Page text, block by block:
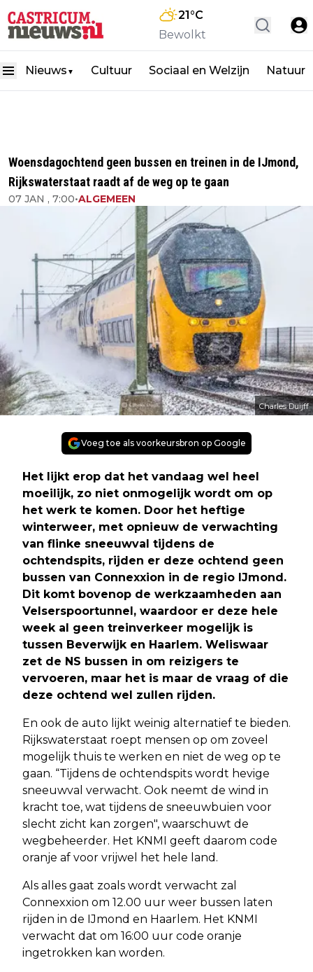
21°C
Bewolkt
Nieuws ▼ Cultuur Sociaal en Welzijn Natuur
Woensdagochtend geen bussen en treinen in de IJmond,
Rijkswaterstaat raadt af de weg op te gaan
07 JAN , 7:00•ALGEMEEN
Charles Duijff
Voeg toe als voorkeursbron op Google
Het lijkt erop dat het vandaag wel heel
moeilijk, zo niet onmogelijk wordt om op
het werk te komen. Door het heftige
winterweer, met opnieuw de verwachting
van flinke sneeuwval tijdens de
ochtendspits, rijden er deze ochtend geen
bussen van Connexxion in de regio IJmond.
Dit komt bovenop de werkzaamheden aan
Velserspoortunnel, waardoor er deze hele
week al geen treinverkeer mogelijk is
tussen Beverwijk en Haarlem. Weliswaar
zet de NS bussen in om reizigers te
vervoeren, maar het is maar de vraag of die
deze ochtend wel zullen rijden.
En ook de auto lijkt weinig alternatief te bieden.
Rijkswaterstaat roept mensen op om zoveel
mogelijk thuis te werken en niet de weg op te
gaan. “Tijdens de ochtendspits wordt hevige
sneeuwval verwacht. Ook neemt de wind in
kracht toe, wat tijdens de sneeuwbuien voor
slecht zicht kan zorgen", waarschuwt de
wegbeheerder. Het KNMI geeft daarom code
oranje af voor vrijwel het hele land.
Als alles gaat zoals wordt verwacht zal
Connexxion om 12.00 uur weer bussen laten
rijden in de IJmond en Haarlem. Het KNMI
verwacht dat om 16:00 uur code oranje
ingetrokken kan worden.